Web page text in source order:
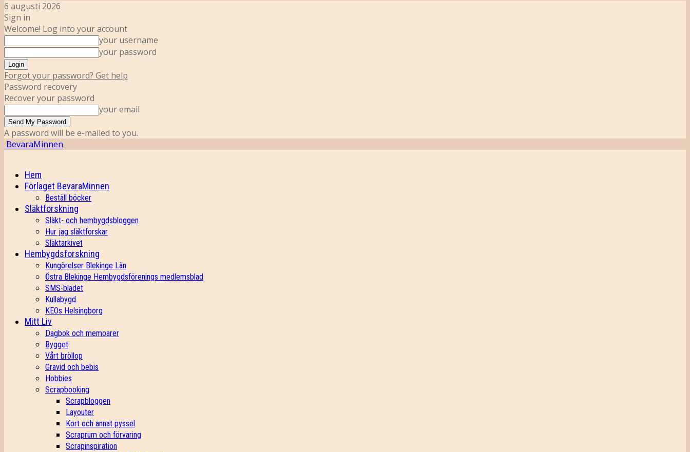
6 augusti 2026
Sign in
Welcome! Log into your account
your username
your password
Forgot your password? Get help
Password recovery
Recover your password
your email
A password will be e-mailed to you.
BevaraMinnen
Hem
Förlaget BevaraMinnen
Beställ böcker
Släktforskning
Släkt- och hembygdsbloggen
Hur jag släktforskar
Släktarkivet
Hembygdsforskning
Kungörelser Blekinge Län
Östra Blekinge Hembygdsförenings medlemsblad
SMS-bladet
Kullabygd
KEOs Helsingborg
Mitt Liv
Dagbok och memoarer
Bygget
Vårt bröllop
Gravid och bebis
Hobbies
Scrapbooking
Scrapbloggen
Layouter
Kort och annat pyssel
Scraprum och förvaring
Scrapinspiration